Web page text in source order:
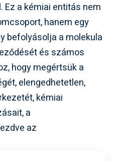
a kémiai entitás nem
hanem egy
befolyásolja a molekula
és számos
hogy megértsük a
elengedhetetlen,
kémiai
a
az